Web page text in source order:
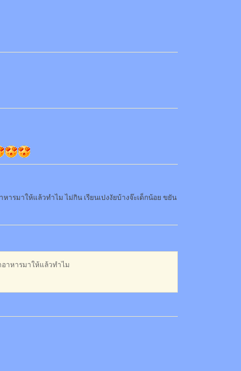
ารมาให้แล้วทำไม ไม่กิน เรียนเปงงัยบ้างจ๊ะเด็กน้อย ขยัน
อาหารมาให้แล้วทำไม